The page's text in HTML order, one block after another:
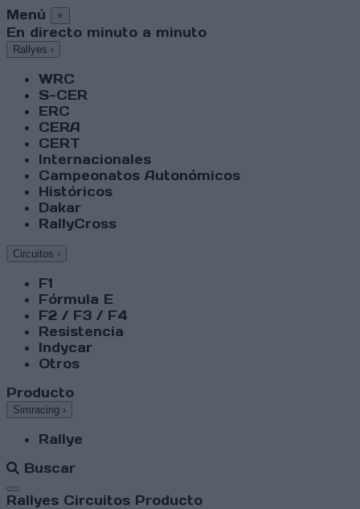
Menú ×
En directo minuto a minuto
Rallyes ›
WRC
S-CER
ERC
CERA
CERT
Internacionales
Campeonatos Autonómicos
Históricos
Dakar
RallyCross
Circuitos ›
F1
Fórmula E
F2 / F3 / F4
Resistencia
Indycar
Otros
Producto
Simracing ›
Rallye
Buscar
Abrir menú
Rallyes Circuitos Producto